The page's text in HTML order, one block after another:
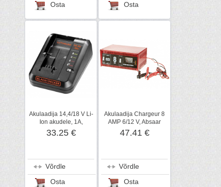
Osta Osta
Akulaadija 14,4/18 V Li-
Ion akudele, 1A,
Black+Decker
33.25 €
Võrdle
Osta
Akulaadija Chargeur 8
AMP 6/12 V, Absaar
47.41 €
Võrdle
Osta